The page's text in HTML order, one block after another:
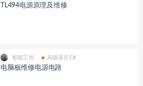
TL494电源原理及维修
智能工控 高级语言C#
电脑板维修电源电路